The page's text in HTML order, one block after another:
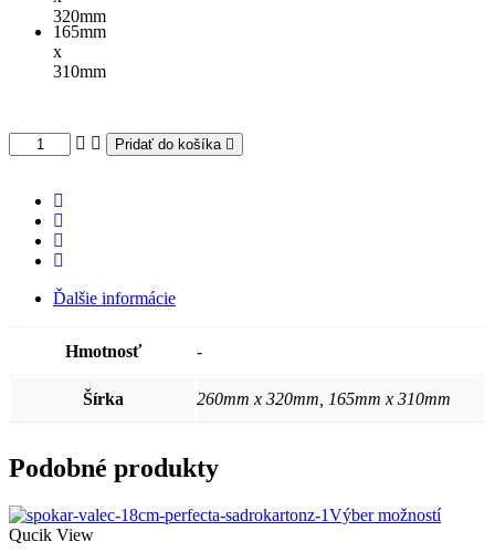
320mm
165mm
x
310mm
Pridať do košíka
Ďalšie informácie
Hmotnosť -
Šírka 260mm x 320mm, 165mm x 310mm
Podobné produkty
Výber možností
Qucik View